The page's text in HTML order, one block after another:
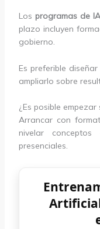
Los programas de
plazo incluyen
gobierno.
Es preferible
ampliarlo sobre
¿Es posible
Arrancar con
nivelar
presenciales.